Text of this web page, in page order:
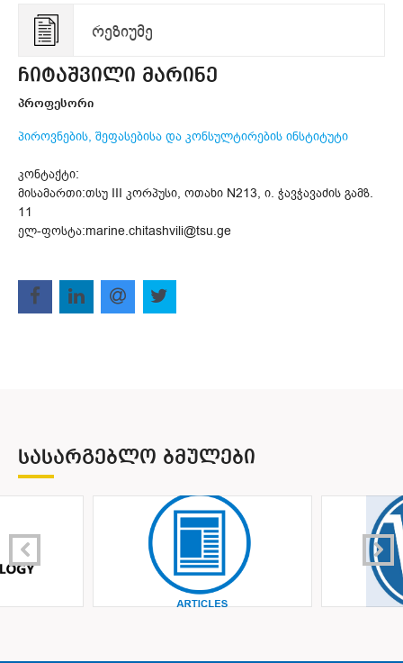
რეზიუმე
ჩიტაშვილი მარინე
პროფესორი
პიროვნების, შეფასებისა და კონსულტირების ინსტიტუტი
კონტაქტი:
მისამართი:თსუ III კორპუსი, ოთახი N213, ი. ჭავჭავაძის გამზ.
11
ელ-ფოსტა:marine.chitashvili@tsu.ge
ᲡᲐᲡᲐᲠᲒᲔᲑᲚᲝ ᲑᲛᲣᲚᲔᲑᲘ